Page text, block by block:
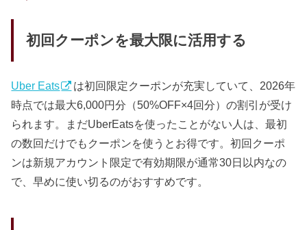
初回クーポンを最大限に活用する
Uber Eats
は初回限定クーポンが充実していて、2026年
時点では最大6,000円分（50%OFF×4回分）の割引が受け
られます。まだUberEatsを使ったことがない人は、最初
の数回だけでもクーポンを使うとお得です。初回クーポ
ンは新規アカウント限定で有効期限が通常30日以内なの
で、早めに使い切るのがおすすめです。